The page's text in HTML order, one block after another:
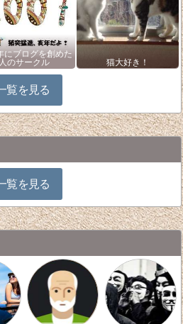
にブログを創めた
人のサークル
猫大好き！
覧を見る
覧を見る